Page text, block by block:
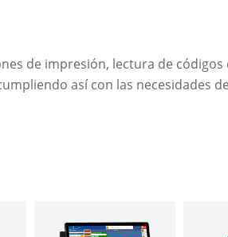
de impresión, lectura de códigos
así con las necesidades